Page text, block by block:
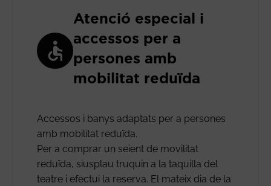
Atenció especial i
accessos per a
persones amb
mobilitat reduïda
Accessos i banys adaptats per a persones
amb mobilitat reduïda.
Per a comprar un seient de movilitat
reduïda, siusplau truquin a la taquilla del
teatre i efectui la reserva. El mateix dia de la